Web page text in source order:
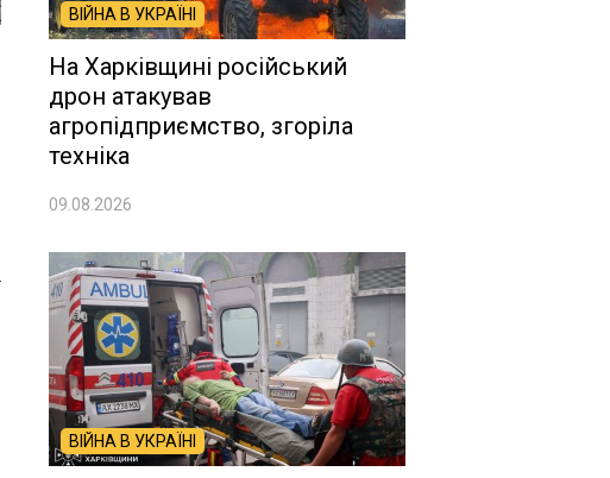
ВІЙНА В УКРАЇНІ
На Харківщині російський
дрон атакував
агропідприємство, згоріла
техніка
09.08.2026
ВІЙНА В УКРАЇНІ